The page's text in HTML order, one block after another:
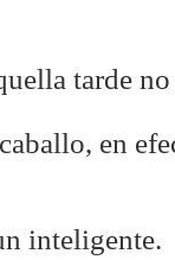
tarde
en
inteligente.